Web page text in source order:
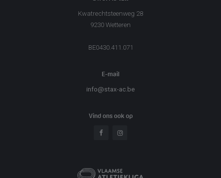
Kwatrechtsteenweg 28
9230 Wetteren
BE0430.411.071
E-mail
info@stax-ac.be
Vind ons ook op